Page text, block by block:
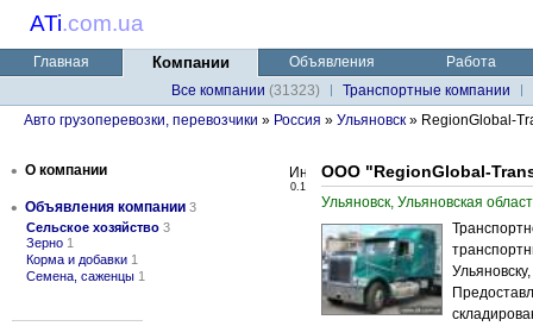
ATi.com.ua
Главная Компании Объявления
Работа
Все компании (31323)
Транспортные компании
Авто грузоперевозки, перевозчики » Россия » Ульяновск » RegionGlobal-
• О компании
• Объявления компании 3
Сельское хозяйство 3
Зерно 1
Корма и добавки 1
Семена, саженцы 1
0.1
ООО "RegionGlobal-
Ульяновск, Ульяновская